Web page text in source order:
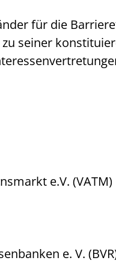
für die
seiner
e.V. (VATM)
e. V.